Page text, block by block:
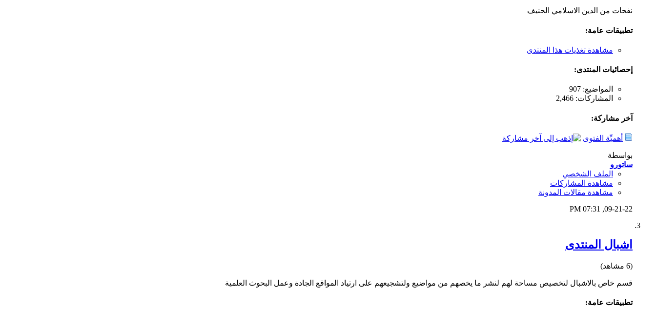
نفحات من الدين الاسلامي الحنيف
تطبيقات عامة:
مشاهدة تغذيات هذا المنتدى
إحصائيات المنتدى:
المواضيع: 907
المشاركات: 2,466
آخر مشاركة:
أهميِّة الفتوى
بواسطة
ساتورو
الملف الشخصي
مشاهدة المشاركات
مشاهدة مقالات المدونة
09-21-22,
07:31 PM
اشبال المنتدى
(6 مشاهد)
قسم خاص بالاشبال لتخصيص مساحة لهم لنشر ما يخصهم من مواضيع ولتشجيعهم على ارتياد المواقع الجادة وعمل البحوث العلمية
تطبيقات عامة: